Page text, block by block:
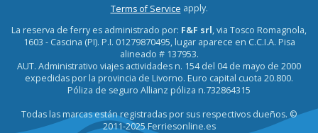
Terms of Service apply.
La reserva de ferry es administrado por: F&F srl, via Tosco Romagnola,
1603 - Cascina (PI). P.I. 01279870495, lugar aparece en C.C.I.A. Pisa
alineado # 137953.
AUT. Administrativo viajes actividades n. 154 del 04 de mayo de 2000
expedidas por la provincia de Livorno. Euro capital cuota 20.800.
Póliza de seguro Allianz póliza n.732864315
Todas las marcas están registradas por sus respectivos dueños. ©
2011-2025 Ferriesonline.es